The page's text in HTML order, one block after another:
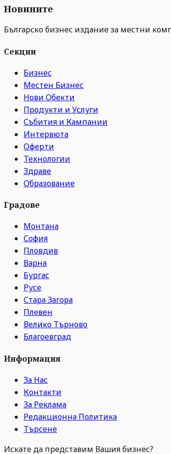
Новините
Българско бизнес издание за местни
Секции
Бизнес
Местен Бизнес
Нови Обекти
Продукти и Услуги
Събития и Кампании
Интервюта
Оферти
Технологии
Здраве
Образование
Градове
Монтана
София
Пловдив
Варна
Бургас
Русе
Стара Загора
Плевен
Велико Търново
Благоевград
Информация
За Нас
Контакти
За Реклама
Редакционна Политика
Търсене
Искате да представим Вашия бизнес?